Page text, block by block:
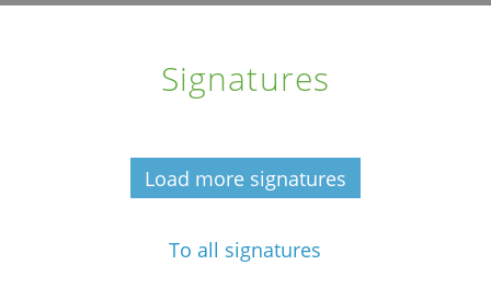
Signatures
Load more signatures
To all signatures